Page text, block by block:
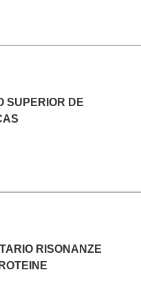
SUPERIOR DE
RISONANZE